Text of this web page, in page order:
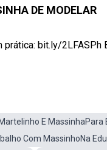
DE MODELAR
bit.ly/2LFASPh
Martelinho E MassinhaPara
Com MassinhoNa